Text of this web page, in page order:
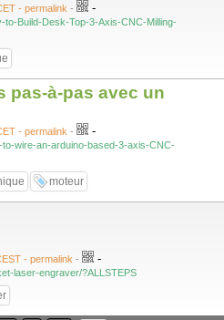
- permalink - -
to-Build-Desk-Top-3-Axis-CNC-Milling-
pas-à-pas avec un
- permalink - -
wire-an-arduino-based-3-axis-CNC-
moteur
- permalink - -
laser-engraver/?ALLSTEPS